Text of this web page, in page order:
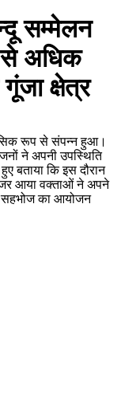
सम्मेलन
अधिक
क्षेत्र
रूप से संपन्न हुआ।
ने अपनी उपस्थिति
बताया कि इस दौरान
आया वक्ताओं ने अपने
सहभोज का आयोजन